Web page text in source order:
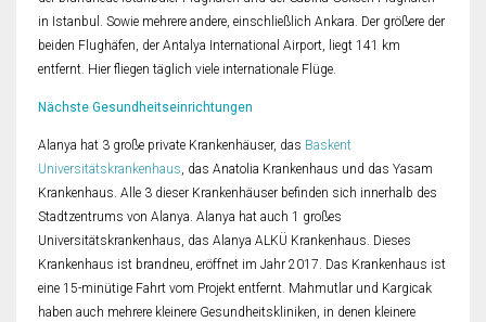
in Istanbul. Sowie mehrere andere, einschließlich Ankara. Der größere der
beiden Flughäfen, der Antalya International Airport, liegt 141 km
entfernt. Hier fliegen täglich viele internationale Flüge.
Nächste Gesundheitseinrichtungen
Alanya hat 3 große private Krankenhäuser, das Baskent
Universitätskrankenhaus, das Anatolia Krankenhaus und das Yasam
Krankenhaus. Alle 3 dieser Krankenhäuser befinden sich innerhalb des
Stadtzentrums von Alanya. Alanya hat auch 1 großes
Universitätskrankenhaus, das Alanya ALKÜ Krankenhaus. Dieses
Krankenhaus ist brandneu, eröffnet im Jahr 2017. Das Krankenhaus ist
eine 15-minütige Fahrt vom Projekt entfernt. Mahmutlar und Kargicak
haben auch mehrere kleinere Gesundheitskliniken, in denen kleinere